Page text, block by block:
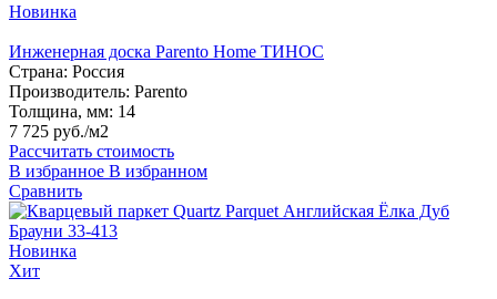
Новинка
Инженерная доска Parento Home ТИНОС
Страна: Россия
Производитель: Parento
Толщина, мм: 14
7 725 руб./м2
Рассчитать стоимость
В избранное В избранном
Сравнить
Новинка
Хит